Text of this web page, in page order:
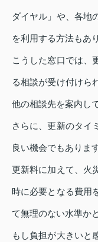
ダイヤル」や、各地
を利用する方法もあ
こうした窓口では、
る相談が受け付けら
他の相談先を案内し
さらに、更新のタイ
良い機会でもあります
更新料に加えて、火
時に必要となる費用
て無理のない水準か
もし負担が大きいと